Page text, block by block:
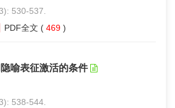
530-537.
PDF全文 ( 469 )
喻表征激活的条件
538-544.